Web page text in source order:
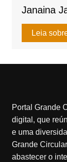
Janaina
Leia
Portal Grande
digital, que
e uma
Grande
abastecer o